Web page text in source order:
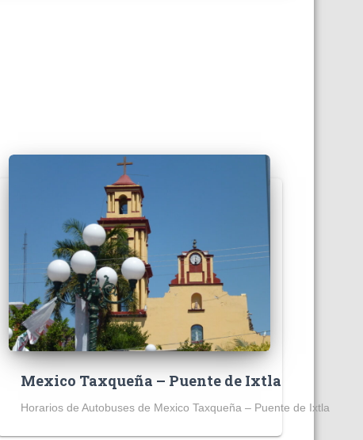
Mexico Taxqueña – Puente de Ixtla
Horarios de Autobuses de Mexico Taxqueña – Puente de Ixtla